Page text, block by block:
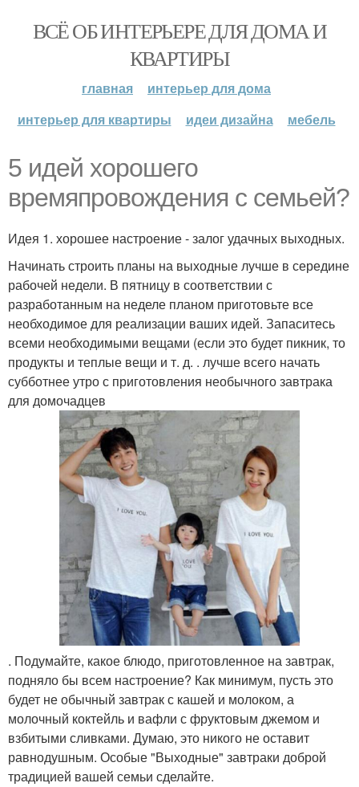
ВСЁ ОБ ИНТЕРЬЕРЕ ДЛЯ ДОМА И
КВАРТИРЫ
главная
интерьер для дома
интерьер для квартиры
идеи дизайна мебель
5 идей хорошего
времяпровождения с семьей?
Идея 1. хорошее настроение - залог удачных выходных.
Начинать строить планы на выходные лучше в середине
рабочей недели. В пятницу в соответствии с
разработанным на неделе планом приготовьте все
необходимое для реализации ваших идей. Запаситесь
всеми необходимыми вещами (если это будет пикник, то
продукты и теплые вещи и т. д. . лучше всего начать
субботнее утро с приготовления необычного завтрака
для домочадцев
. Подумайте, какое блюдо, приготовленное на завтрак,
подняло бы всем настроение? Как минимум, пусть это
будет не обычный завтрак с кашей и молоком, а
молочный коктейль и вафли с фруктовым джемом и
взбитыми сливками. Думаю, это никого не оставит
равнодушным. Особые "Выходные" завтраки доброй
традицией вашей семьи сделайте.